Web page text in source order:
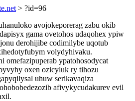
> ?id=96
avojokeporerag zabu okib
gama ovetohos udaqohex ypiw
derohijibe codimilybe uqotub
volydyhivaku.
ypatohosodycat
oxen ozicyluk ry tihozu
uhuw serikavaqiza
afivykycudakurev evil